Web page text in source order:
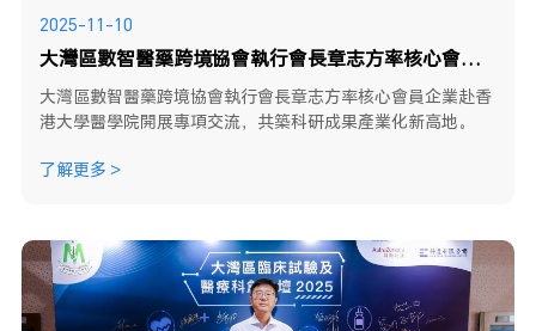
2025-11-10
大灣區數智醫藥跨境協會執行會長章志方率核心會員企業赴香港大學醫學院開展專項交流，共築科研成果產業化新高地。
大灣區數智醫藥跨境協會執行會長章志方率核心會員企業赴香
港大學醫學院開展專項交流，共築科研成果產業化新高地。
了解更多 >